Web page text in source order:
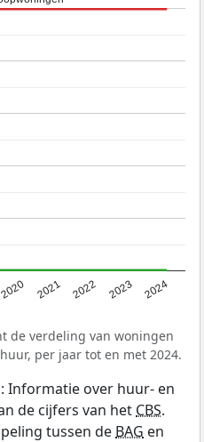
2020 2021 2022 2023 2024
de verdeling van woningen
per jaar tot en met 2024.
Informatie over huur- en
de cijfers van het CBS.
tussen de BAG en